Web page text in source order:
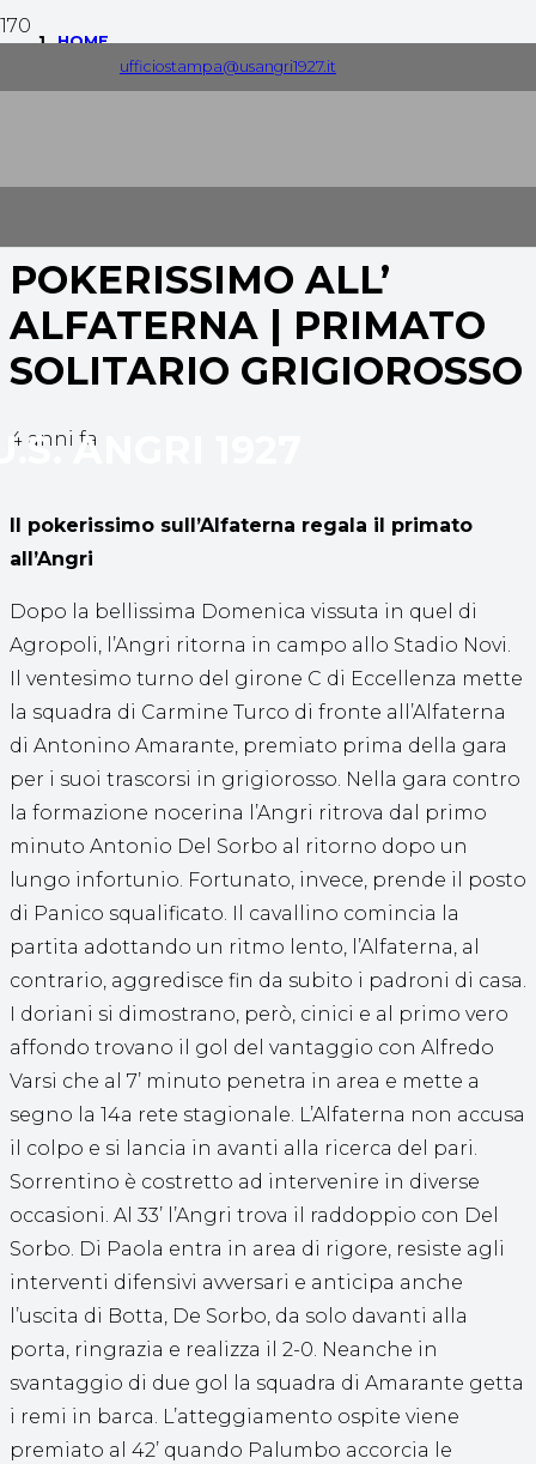
ufficiostampa@usangri1927.it
ANGRI 1927
HOME
POKERISSIMO ALL’
ALFATERNA | PRIMATO
SOLITARIO GRIGIOROSSO
4 anni fa
Il pokerissimo sull’Alfaterna regala il primato
all’Angri
Dopo la bellissima Domenica vissuta in quel di
Agropoli, l’Angri ritorna in campo allo Stadio Novi.
Il ventesimo turno del girone C di Eccellenza mette
la squadra di Carmine Turco di fronte all’Alfaterna
di Antonino Amarante, premiato prima della gara
per i suoi trascorsi in grigiorosso. Nella gara contro
la formazione nocerina l’Angri ritrova dal primo
minuto Antonio Del Sorbo al ritorno dopo un
lungo infortunio. Fortunato, invece, prende il posto
di Panico squalificato. Il cavallino comincia la
partita adottando un ritmo lento, l’Alfaterna, al
contrario, aggredisce fin da subito i padroni di casa.
I doriani si dimostrano, però, cinici e al primo vero
affondo trovano il gol del vantaggio con Alfredo
Varsi che al 7’ minuto penetra in area e mette a
segno la 14a rete stagionale. L’Alfaterna non accusa
il colpo e si lancia in avanti alla ricerca del pari.
Sorrentino è costretto ad intervenire in diverse
occasioni. Al 33’ l’Angri trova il raddoppio con Del
Sorbo. Di Paola entra in area di rigore, resiste agli
interventi difensivi avversari e anticipa anche
l’uscita di Botta, De Sorbo, da solo davanti alla
porta, ringrazia e realizza il 2-0. Neanche in
svantaggio di due gol la squadra di Amarante getta
i remi in barca. L’atteggiamento ospite viene
premiato al 42’ quando Palumbo accorcia le